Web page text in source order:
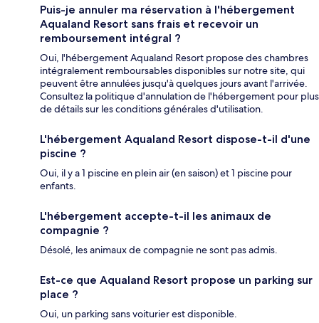
Puis-je annuler ma réservation à l'hébergement
Aqualand Resort sans frais et recevoir un
remboursement intégral ?
Oui, l'hébergement Aqualand Resort propose des chambres
intégralement remboursables disponibles sur notre site, qui
peuvent être annulées jusqu'à quelques jours avant l'arrivée.
Consultez la politique d'annulation de l'hébergement pour plus
de détails sur les conditions générales d'utilisation.
L'hébergement Aqualand Resort dispose-t-il d'une
piscine ?
Oui, il y a 1 piscine en plein air (en saison) et 1 piscine pour
enfants.
L'hébergement accepte-t-il les animaux de
compagnie ?
Désolé, les animaux de compagnie ne sont pas admis.
Est-ce que Aqualand Resort propose un parking sur
place ?
Oui, un parking sans voiturier est disponible.